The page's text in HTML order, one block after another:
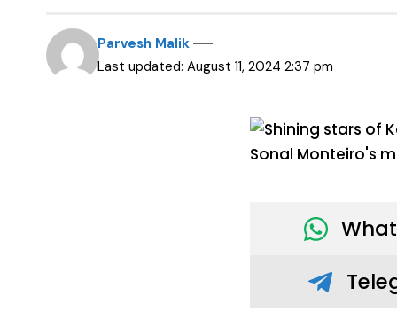
Last updated: August 11, 2024 2:37 pm
Parvesh Malik